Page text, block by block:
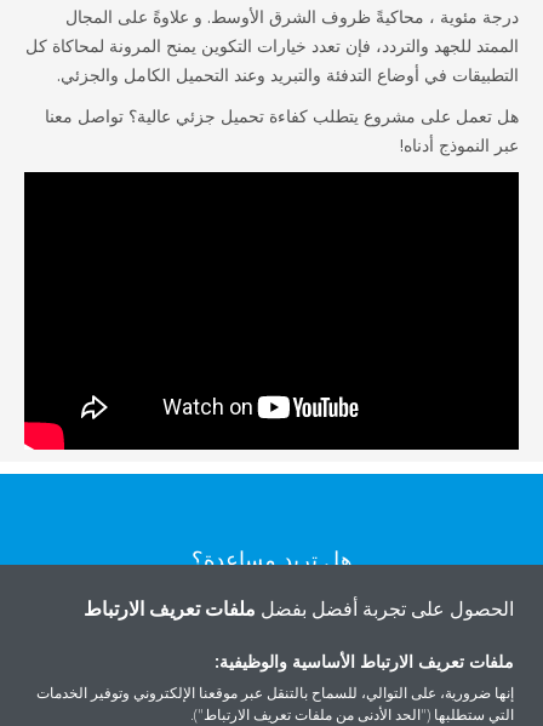
درجة مئوية ، محاكيةً ظروف الشرق الأوسط. و علاوةً على المجال
الممتد للجهد والتردد، فإن تعدد خيارات التكوين يمنح المرونة لمحاكاة كل
التطبيقات في أوضاع التدفئة والتبريد وعند التحميل الكامل والجزئي.
هل تعمل على مشروع يتطلب كفاءة تحميل جزئي عالية؟ تواصل معنا
عبر النموذج أدناه!
هل تريد مساعدة؟
الحصول على تجربة أفضل بفضل ملفات تعريف الارتباط
ملفات تعريف الارتباط الأساسية والوظيفية:
إنها ضرورية، على التوالي، للسماح بالتنقل عبر موقعنا الإلكتروني وتوفير الخدمات
التي ستطلبها ("الحد الأدنى من ملفات تعريف الارتباط").